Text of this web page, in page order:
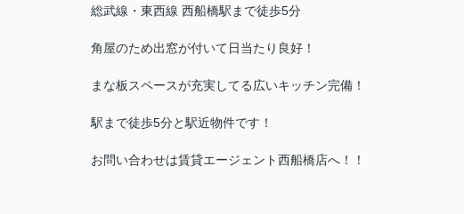
総武線・東西線 西船橋駅まで徒歩5分
角屋のため出窓が付いて日当たり良好！
まな板スペースが充実してる広いキッチン完備！
駅まで徒歩5分と駅近物件です！
お問い合わせは賃貸エージェント西船橋店へ！！